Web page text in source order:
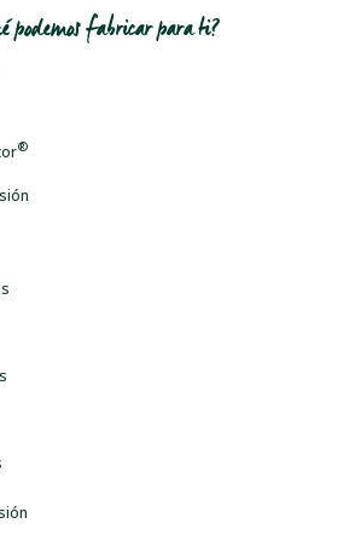
podemos fabricar para ti?